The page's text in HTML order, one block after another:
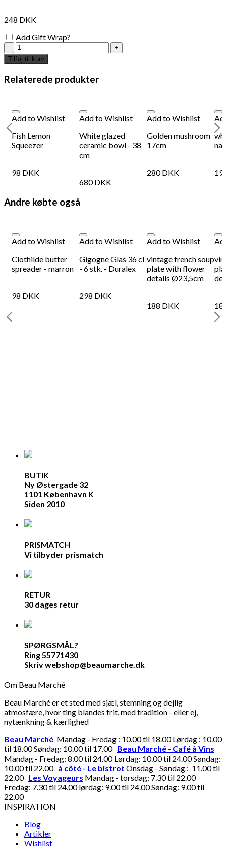
248 DKK
Add Gift Wrap?
Digoin
bowl
-
12x6
cm
Tilføj til kurv
Relaterede produkter
Add to Wishlist
Fish Lemon
Squeezer
98 DKK
Add to Wishlist
White glazed
ceramic bowl - 38
cm
680DKK
Add to Wishlist
Golden mushroom
17cm
280DKK
Andre købte også
Add to Wishlist
Clothilde butter
spreader - marron
98 DKK
Add to Wishlist
Gigogne Glas 36 cl
- 6 stk. - Duralex
298 DKK
Add to Wishlist
vintage french soup
plate with flower
details Ø23,5cm
188 DKK
BUTIK
Ny Østergade 32
1101 København K
Siden 2010
PRISMATCH
Vi tilbyder prismatch
RETUR
30 dages retur
SPØRGSMÅL?
Ring 55771430
Skriv webshop@beaumarche.dk
Om Beau Marché
Beau Marché er et sted med sjæl, stemning og dejlig
atmosfære, hvor ting blandes frit, med tradition - eller ej,
nytænkning & kærlighed
Beau Marché Mandag - Fredag : 10.00 til 18.00 Lørdag : 10.00
til 18.00 Søndag: 10.00 til 17.00 Beau Marché - Café à Vins
Mandag - Fredag: 8.00 til 24.00 Lørdag: 10.00 til 24.00 Søndag:
10.00 til 22.00 à côté - Le bistrot Onsdag - Søndag : 11.00 til
22.00 Les Voyageurs Mandag - torsdag: 7.30 til 22.00
Fredag: 7.30 til 24.00 lørdag: 9.00 til 24.00 Søndag: 9.00 til
22.00
INSPIRATION
Blog
Artikler
Wishlist